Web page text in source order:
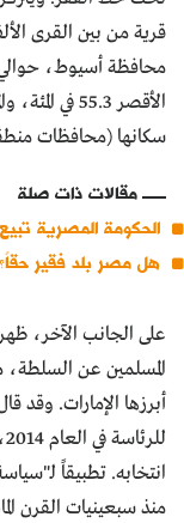
قرية من بين القرى
سكانها (محافظات
مقالات ذات صلة
الحكومة المصرية
هل مصر بلد فقير حقاً؟
على الجانب الآخر،
المسلمين عن
أبرزها الإمارات. وقد
انتخابه. تطبيقاً
منذ سبعينيات القرن